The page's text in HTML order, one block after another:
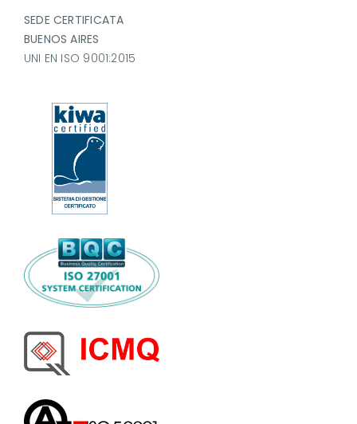
SEDE CERTIFICATA
BUENOS AIRES
UNI EN ISO 9001:2015